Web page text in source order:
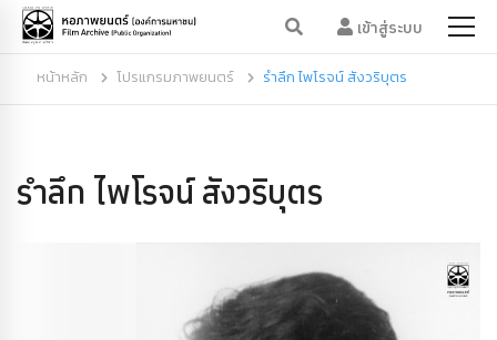
เข้าสู่ระบบ
หน้าหลัก โปรแกรมภาพยนตร์ รำลึก ไพโรจน์ สังวริบุตร
รำลึก ไพโรจน์ สังวริบุตร